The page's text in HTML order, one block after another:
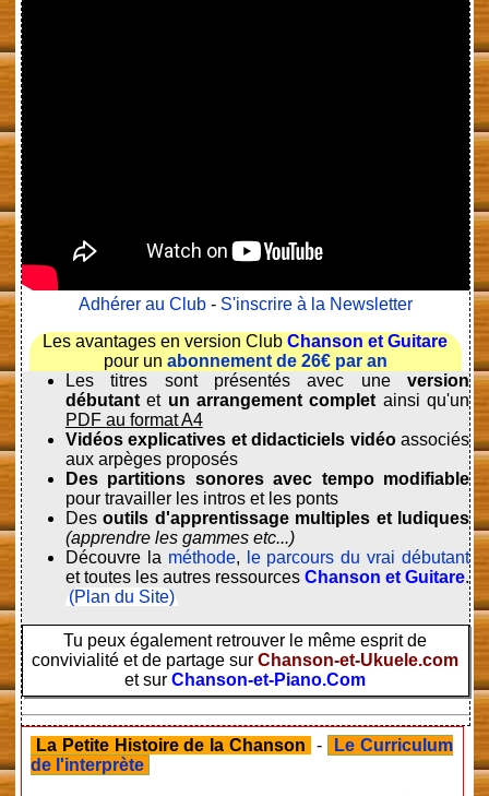
Adhérer au Club - S'inscrire à la Newsletter
Les avantages en version ClubChanson et Guitare
pour un abonnement de 26€ par an
Les titres sont présentés avec uneversion
débutantet un arrangement complet ainsi qu'un
PDF au format A4
Vidéos explicatives et didacticiels vidéoassociés
aux arpèges proposés
Des partitions sonores avec tempo modifiable
pour travailler les intros et les ponts
Desoutils d'apprentissage multiples et ludiques
(apprendre les gammes etc...)
Découvre la méthode,
le parcours du vrai débutant
et toutes les autres ressourcesChanson et Guitare.
(Plan du Site)
Tu peux également retrouver le même esprit de
convivialité et de partage surChanson-et-Ukuele.com
et surChanson-et-Piano.Com
La Petite Histoire de la Chanson -
Le Curriculum
de l'interprète